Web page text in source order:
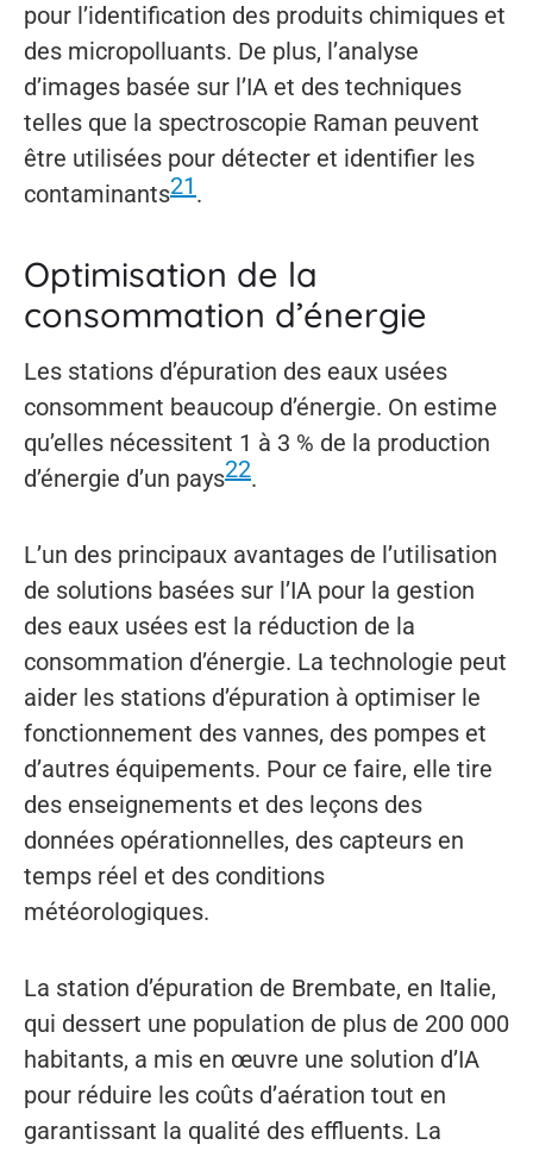
pour l’identification des produits chimiques et
des micropolluants. De plus, l’analyse
d’images basée sur l’IA et des techniques
telles que la spectroscopie Raman peuvent
être utilisées pour détecter et identifier les
contaminants21.
Optimisation de la
consommation d’énergie
Les stations d’épuration des eaux usées
consomment beaucoup d’énergie. On estime
qu’elles nécessitent 1 à 3 % de la production
d’énergie d’un pays22.
L’un des principaux avantages de l’utilisation
de solutions basées sur l’IA pour la gestion
des eaux usées est la réduction de la
consommation d’énergie. La technologie peut
aider les stations d’épuration à optimiser le
fonctionnement des vannes, des pompes et
d’autres équipements. Pour ce faire, elle tire
des enseignements et des leçons des
données opérationnelles, des capteurs en
temps réel et des conditions
météorologiques.
La station d’épuration de Brembate, en Italie,
qui dessert une population de plus de 200 000
habitants, a mis en œuvre une solution d’IA
pour réduire les coûts d’aération tout en
garantissant la qualité des effluents. La